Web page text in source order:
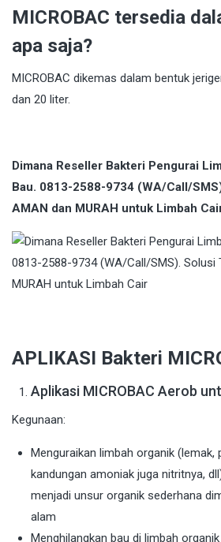
MICROBAC tersedia
apa saja?
MICROBAC dikemas dalam bentuk
dan 20 liter.
Dimana Reseller Bakteri Pengurai
Bau. 0813-2588-9734 (WA/Call/
AMAN dan MURAH untuk Limbah
APLIKASI Bakteri
Aplikasi MICROBAC Aerob
Kegunaan:
Menguraikan limbah organik (lemak,
kandungan amoniak juga nitritnya,
menjadi unsur organik sederhana
alam
Menghilangkan bau di limbah